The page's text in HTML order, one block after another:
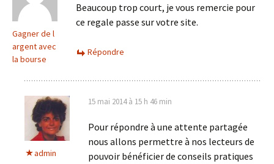
Gagner de l
argent avec
la bourse
Beaucoup trop court, je vous remercie pour
ce regale passe sur votre site.
Répondre
admin
15 mai 2014 à 15 h 46 min
Pour répondre à une attente partagée
nous allons permettre à nos lecteurs de
pouvoir bénéficier de conseils pratiques